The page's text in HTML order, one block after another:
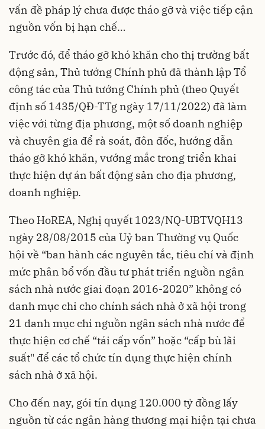
vấn đề pháp lý chưa được tháo gỡ và việc tiếp cận
nguồn vốn bị hạn chế…
Trước đó, để tháo gỡ khó khăn cho thị trường bất
động sản, Thủ tướng Chính phủ đã thành lập Tổ
công tác của Thủ tướng Chính phủ (theo Quyết
định số 1435/QĐ-TTg ngày 17/11/2022) đã làm
việc với từng địa phương, một số doanh nghiệp
và chuyên gia để rà soát, đôn đốc, hướng dẫn
tháo gỡ khó khăn, vướng mắc trong triển khai
thực hiện dự án bất động sản cho địa phương,
doanh nghiệp.
Theo HoREA, Nghị quyết 1023/NQ-UBTVQH13
ngày 28/08/2015 của Uỷ ban Thường vụ Quốc
hội về “ban hành các nguyên tắc, tiêu chí và định
mức phân bổ vốn đầu tư phát triển nguồn ngân
sách nhà nước giai đoạn 2016-2020” không có
danh mục chi cho chính sách nhà ở xã hội trong
21 danh mục chi nguồn ngân sách nhà nước để
thực hiện cơ chế “tái cấp vốn” hoặc “cấp bù lãi
suất" để các tổ chức tín dụng thực hiện chính
sách nhà ở xã hội.
Cho đến nay, gói tín dụng 120.000 tỷ đồng lấy
nguồn từ các ngân hàng thương mại hiện tại chưa